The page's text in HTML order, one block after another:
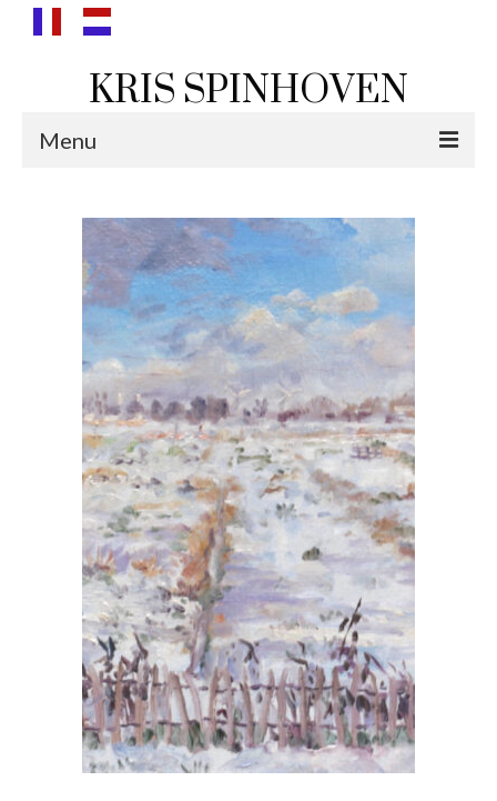
KRIS SPINHOVEN
Menu
bergen
wolken
zee & duin
polders
portretten
portretten van Lenie
overige portretten
interieur
stadsgezichten
exposities
publicaties
cv & contact